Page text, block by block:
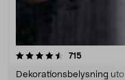
715
Dekorationsbelysning
4.0 av 5 stjärnor